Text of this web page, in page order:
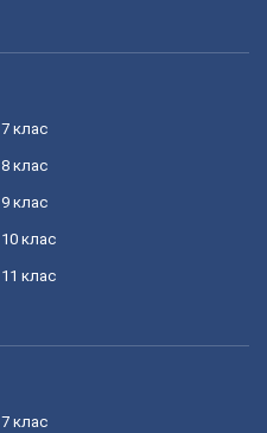
7 клас
8 клас
9 клас
10 клас
11 клас
7 клас